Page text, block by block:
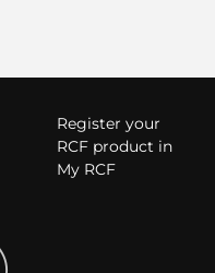
Register your
RCF product in
My RCF